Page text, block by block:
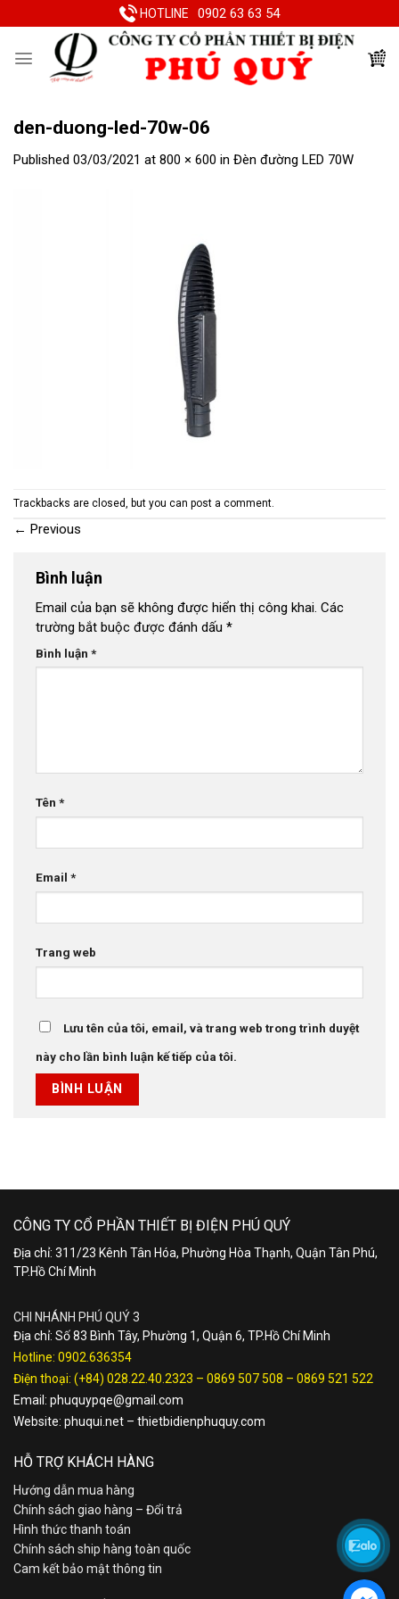
to
HOTLINE 0902 63 63 54
den-duong-led-70w-06
Published 03/03/2021 at 800 × 600 in Đèn đường LED 70W
Trackbacks are closed, but you can post a comment.
← Previous
Bình luận
Email của bạn sẽ không được hiển thị công khai. Các
trường bắt buộc được đánh dấu *
Bình luận *
Tên *
Email *
Trang web
Lưu tên của tôi, email, và trang web trong trình duyệt
này cho lần bình luận kế tiếp của tôi.
CÔNG TY CỔ PHẦN THIẾT BỊ ĐIỆN PHÚ QUÝ
Địa chỉ: 311/23 Kênh Tân Hóa, Phường Hòa Thạnh, Quận Tân Phú,
TP.Hồ Chí Minh
CHI NHÁNH PHÚ QUÝ 3
Địa chỉ: Số 83 Bình Tây, Phường 1, Quận 6, TP.Hồ Chí Minh
Hotline: 0902.636354
Điện thoại: (+84) 028.22.40.2323 – 0869 507 508 – 0869 521 522
Email: phuquypqe@gmail.com
Website: phuqui.net – thietbidienphuquy.com
HỖ TRỢ KHÁCH HÀNG
Hướng dẫn mua hàng
Chính sách giao hàng – Đổi trả
Hình thức thanh toán
Chính sách ship hàng toàn quốc
Cam kết bảo mật thông tin